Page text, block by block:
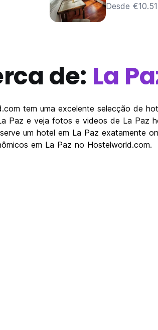
Desde €10.51
de: La
tem uma excelente selecção de
Paz e veja fotos e videos de La Paz
um hotel em La Paz exatamente
em La Paz no Hostelworld.com.